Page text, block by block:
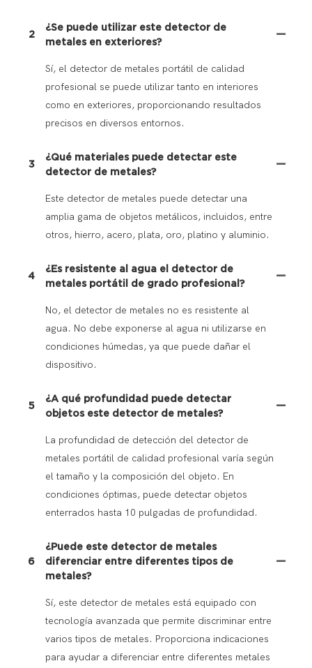
2
¿Se puede utilizar este detector de
metales en exteriores?
Sí, el detector de metales portátil de calidad
profesional se puede utilizar tanto en interiores
como en exteriores, proporcionando resultados
precisos en diversos entornos.
3
¿Qué materiales puede detectar este
detector de metales?
Este detector de metales puede detectar una
amplia gama de objetos metálicos, incluidos, entre
otros, hierro, acero, plata, oro, platino y aluminio.
4
¿Es resistente al agua el detector de
metales portátil de grado profesional?
No, el detector de metales no es resistente al
agua. No debe exponerse al agua ni utilizarse en
condiciones húmedas, ya que puede dañar el
dispositivo.
5
¿A qué profundidad puede detectar
objetos este detector de metales?
La profundidad de detección del detector de
metales portátil de calidad profesional varía según
el tamaño y la composición del objeto. En
condiciones óptimas, puede detectar objetos
enterrados hasta 10 pulgadas de profundidad.
6
¿Puede este detector de metales
diferenciar entre diferentes tipos de
metales?
Sí, este detector de metales está equipado con
tecnología avanzada que permite discriminar entre
varios tipos de metales. Proporciona indicaciones
para ayudar a diferenciar entre diferentes metales